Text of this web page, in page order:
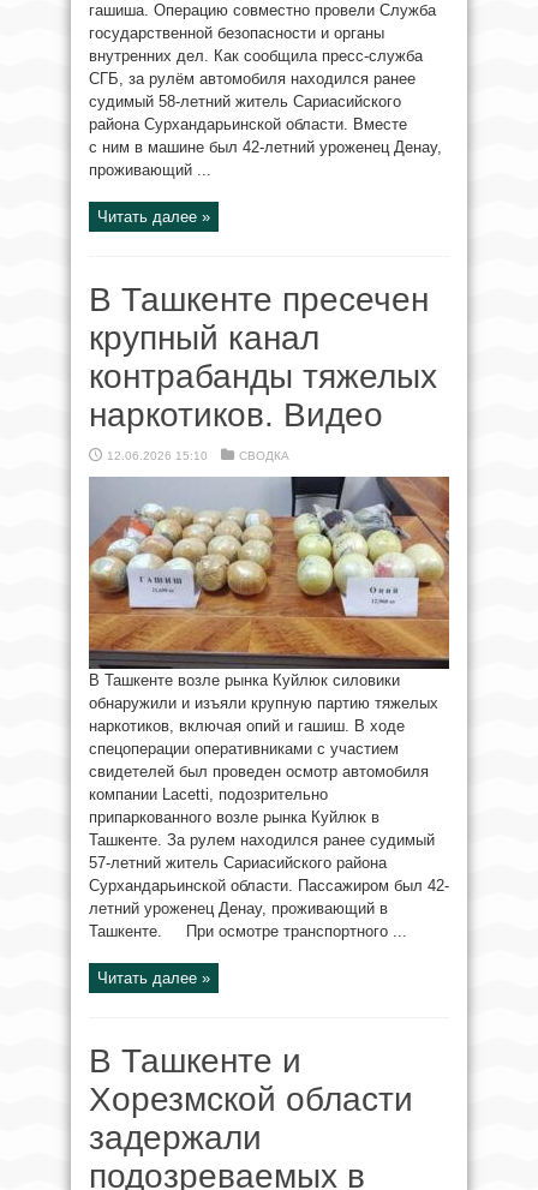
гашиша. Операцию совместно провели Служба
государственной безопасности и органы
внутренних дел. Как сообщила пресс-служба
СГБ, за рулём автомобиля находился ранее
судимый 58-летний житель Сариасийского
района Сурхандарьинской области. Вместе
с ним в машине был 42-летний уроженец Денау,
проживающий ...
Читать далее »
В Ташкенте пресечен
крупный канал
контрабанды тяжелых
наркотиков. Видео
12.06.2026 15:10 СВОДКА
В Ташкенте возле рынка Куйлюк силовики
обнаружили и изъяли крупную партию тяжелых
наркотиков, включая опий и гашиш. В ходе
спецоперации оперативниками с участием
свидетелей был проведен осмотр автомобиля
компании Lacetti, подозрительно
припаркованного возле рынка Куйлюк в
Ташкенте. За рулем находился ранее судимый
57-летний житель Сариасийского района
Сурхандарьинской области. Пассажиром был 42-
летний уроженец Денау, проживающий в
Ташкенте. При осмотре транспортного ...
Читать далее »
В Ташкенте и
Хорезмской области
задержали
подозреваемых в